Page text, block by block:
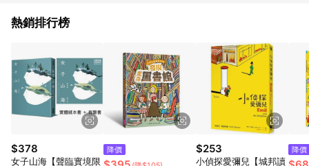
熱銷排行榜
$378
女子山海【聲臨實境限
降價 $253
小偵探愛彌兒【城邦讀
降價